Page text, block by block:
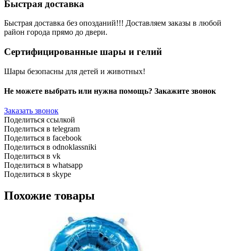
Быстрая доставка
Быстрая доставка без опозданий!!! Доставляем заказы в любой
район города прямо до двери.
Сертифицированные шары и гелий
Шары безопасны для детей и животных!
Не можете выбрать или нужна помощь? Закажите звонок
Заказать звонок
Поделиться ссылкой
Поделиться в telegram
Поделиться в facebook
Поделиться в odnoklassniki
Поделиться в vk
Поделиться в whatsapp
Поделиться в skype
Похожие товары